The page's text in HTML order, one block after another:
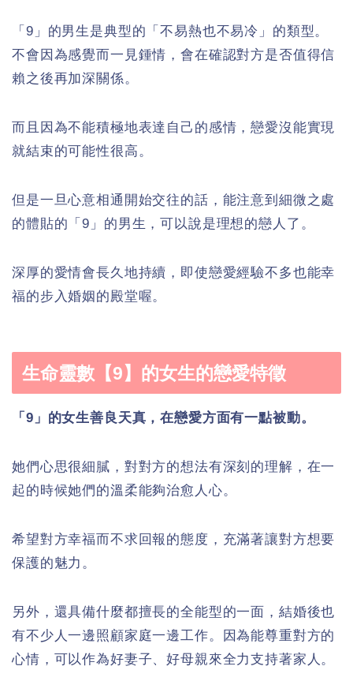
「9」的男生是典型的「不易熱也不易冷」的類型。
不會因為感覺而一見鍾情，會在確認對方是否值得信
賴之後再加深關係。
而且因為不能積極地表達自己的感情，戀愛沒能實現
就結束的可能性很高。
但是一旦心意相通開始交往的話，能注意到細微之處
的體貼的「9」的男生，可以說是理想的戀人了。
深厚的愛情會長久地持續，即使戀愛經驗不多也能幸
福的步入婚姻的殿堂喔。
生命靈數【9】的女生的戀愛特徵
「9」的女生善良天真，在戀愛方面有一點被動。
她們心思很細膩，對對方的想法有深刻的理解，在一
起的時候她們的溫柔能夠治愈人心。
希望對方幸福而不求回報的態度，充滿著讓對方想要
保護的魅力。
另外，還具備什麼都擅長的全能型的一面，結婚後也
有不少人一邊照顧家庭一邊工作。因為能尊重對方的
心情，可以作為好妻子、好母親來全力支持著家人。